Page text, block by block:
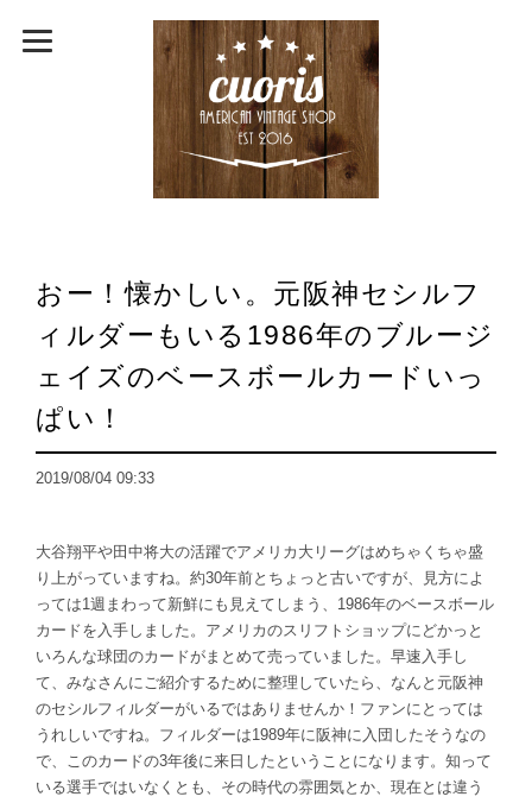
おー！懐かしい。元阪神セシルフ
ィルダーもいる1986年のブルージ
ェイズのベースボールカードいっ
ぱい！
2019/08/04 09:33
大谷翔平や田中将大の活躍でアメリカ大リーグはめちゃくちゃ盛
り上がっていますね。約30年前とちょっと古いですが、見方によ
っては1週まわって新鮮にも見えてしまう、1986年のベースボール
カードを入手しました。アメリカのスリフトショップにどかっと
いろんな球団のカードがまとめて売っていました。早速入手し
て、みなさんにご紹介するために整理していたら、なんと元阪神
のセシルフィルダーがいるではありませんか！ファンにとっては
うれしいですね。フィルダーは1989年に阪神に入団したそうなの
で、このカードの3年後に来日したということになります。知って
いる選手ではいなくとも、その時代の雰囲気とか、現在とは違う